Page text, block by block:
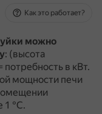
Как это работает?
можно
: (высота
в кВт.
мощности печи
1 °C.